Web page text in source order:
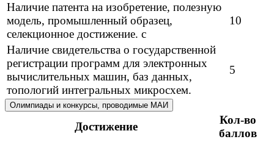
Наличие патента на изобретение, полезную
модель, промышленный образец,
селекционное достижение. с
10
Наличие свидетельства о государственной
регистрации программ для электронных
вычислительных машин, баз данных,
топологий интегральных микросхем.
5
Олимпиады и конкурсы, проводимые МАИ
Достижение
Кол-во
баллов